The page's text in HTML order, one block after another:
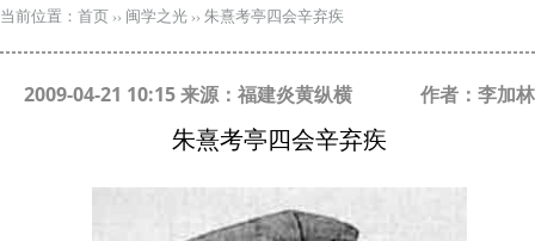
当前位置： 首页 ›› 闽学之光 ›› 朱熹考亭四会辛弃疾
2009-04-21 10:15 来源：福建炎黄纵横 作者：李加林
朱熹考亭四会辛弃疾